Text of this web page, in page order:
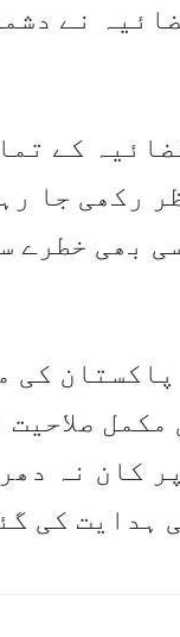
نے
کے
رکھی جا
بھی خطرے
کی
کان نہ
ہدایت کی